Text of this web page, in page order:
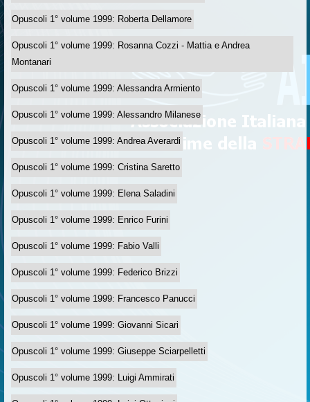
Opuscoli 1° volume 1999: Roberta Dellamore
Opuscoli 1° volume 1999: Rosanna Cozzi - Mattia e Andrea
Montanari
Opuscoli 1° volume 1999: Alessandra Armiento
Opuscoli 1° volume 1999: Alessandro Milanese
Opuscoli 1° volume 1999: Andrea Averardi
Opuscoli 1° volume 1999: Cristina Saretto
Opuscoli 1° volume 1999: Elena Saladini
Opuscoli 1° volume 1999: Enrico Furini
Opuscoli 1° volume 1999: Fabio Valli
Opuscoli 1° volume 1999: Federico Brizzi
Opuscoli 1° volume 1999: Francesco Panucci
Opuscoli 1° volume 1999: Giovanni Sicari
Opuscoli 1° volume 1999: Giuseppe Sciarpelletti
Opuscoli 1° volume 1999: Luigi Ammirati